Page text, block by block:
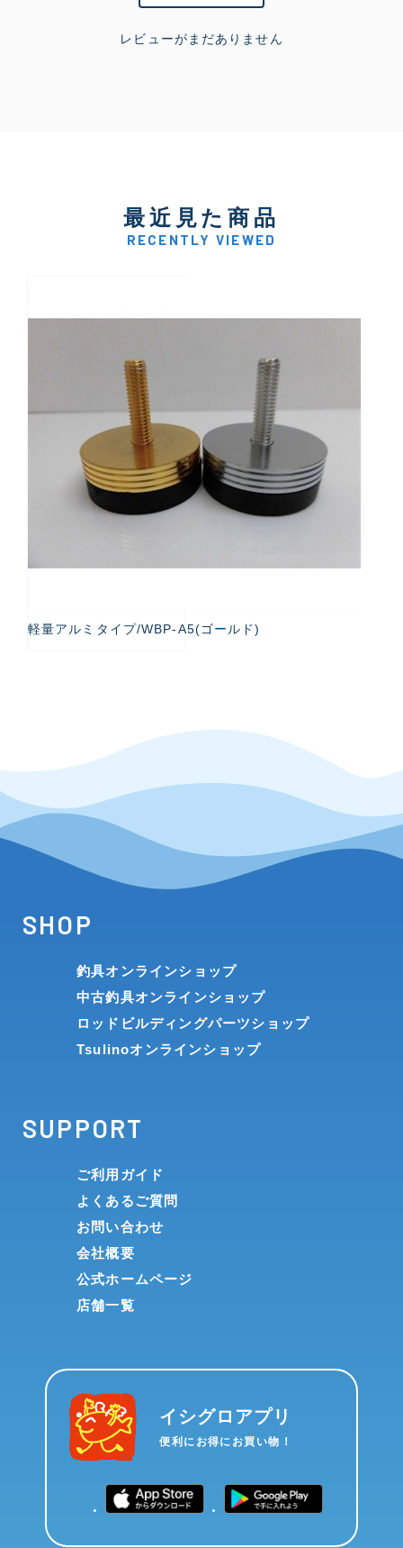
レビューがまだありません
最近見た商品
RECENTLY VIEWED
軽量アルミタイプ/WBP-A5(ゴールド)
SHOP
釣具オンラインショップ
中古釣具オンラインショップ
ロッドビルディングパーツショップ
Tsulinoオンラインショップ
SUPPORT
ご利用ガイド
よくあるご質問
お問い合わせ
会社概要
公式ホームページ
店舗一覧
イシグロアプリ
便利にお得にお買い物！